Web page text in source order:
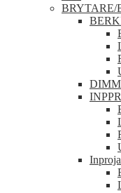
BRYTARE/